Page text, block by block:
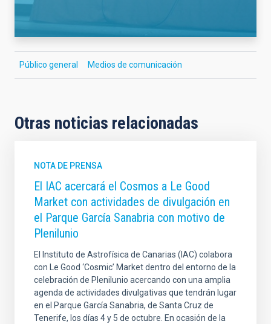
Público general Medios de comunicación
Otras noticias relacionadas
NOTA DE PRENSA
El IAC acercará el Cosmos a Le Good
Market con actividades de divulgación en
el Parque García Sanabria con motivo de
Plenilunio
El Instituto de Astrofísica de Canarias (IAC) colabora
con Le Good ‘Cosmic’ Market dentro del entorno de la
celebración de Plenilunio acercando con una amplia
agenda de actividades divulgativas que tendrán lugar
en el Parque García Sanabria, de Santa Cruz de
Tenerife, los días 4 y 5 de octubre. En ocasión de la